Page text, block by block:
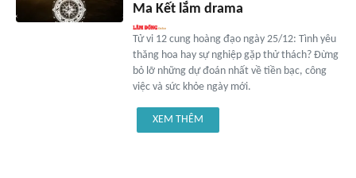
Ma Kết lắm drama
Tử vi 12 cung hoàng đạo ngày 25/12: Tình yêu
thăng hoa hay sự nghiệp gặp thử thách? Đừng
bỏ lỡ những dự đoán nhất về tiền bạc, công
việc và sức khỏe ngày mới.
XEM THÊM